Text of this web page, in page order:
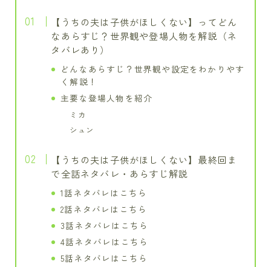
【うちの夫は子供がほしくない】ってどん
なあらすじ？世界観や登場人物を解説（ネ
タバレあり）
どんなあらすじ？世界観や設定をわかりやす
く解説！
主要な登場人物を紹介
ミカ
シュン
【うちの夫は子供がほしくない】最終回ま
で全話ネタバレ・あらすじ解説
1話ネタバレはこちら
2話ネタバレはこちら
3話ネタバレはこちら
4話ネタバレはこちら
5話ネタバレはこちら